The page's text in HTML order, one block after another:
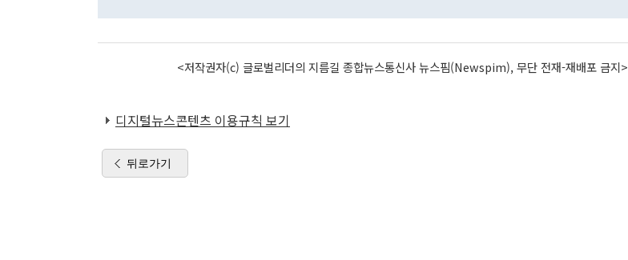
<저작권자(c) 글로벌리더의 지름길 종합뉴스통신사 뉴스핌(Newspim), 무단 전재-재배포 금지>
디지털뉴스콘텐츠 이용규칙 보기
뒤로가기